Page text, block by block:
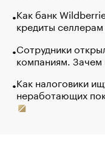
Как банк
кредиты
Сотрудники
компаниям. Зачем
Как налоговики
неработающих